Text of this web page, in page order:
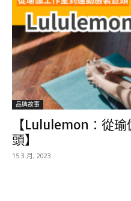
品牌故事
【Lululemon：從
頭】
15 3 月, 2023